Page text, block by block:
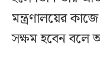
মন্ত্রণালয়ের
সক্ষম হবেন বলে